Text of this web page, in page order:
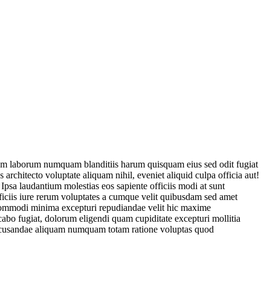
laborum numquam blanditiis harum quisquam eius sed odit fugiat
architecto voluptate aliquam nihil, eveniet aliquid culpa officia aut!
laudantium molestias eos sapiente officiis modi at sunt
iure rerum voluptates a cumque velit quibusdam sed amet
minima excepturi repudiandae velit hic maxime
fugiat, dolorum eligendi quam cupiditate excepturi mollitia
aliquam numquam totam ratione voluptas quod